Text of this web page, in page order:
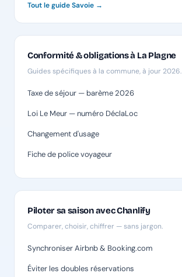
Tout le guide Savoie →
Conformité & obligations à La Plagne
Guides spécifiques à la commune, à jour 2026.
Taxe de séjour — barème 2026
Loi Le Meur — numéro DéclaLoc
Changement d'usage
Fiche de police voyageur
Piloter sa saison avec Chanlify
Comparer, choisir, chiffrer — sans jargon.
Synchroniser Airbnb & Booking.com
Éviter les doubles réservations